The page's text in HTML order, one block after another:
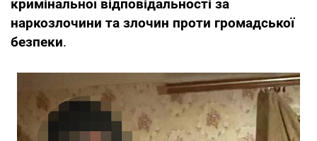
кримінальної відповідальності за
наркозлочини та злочин проти громадської
безпеки.